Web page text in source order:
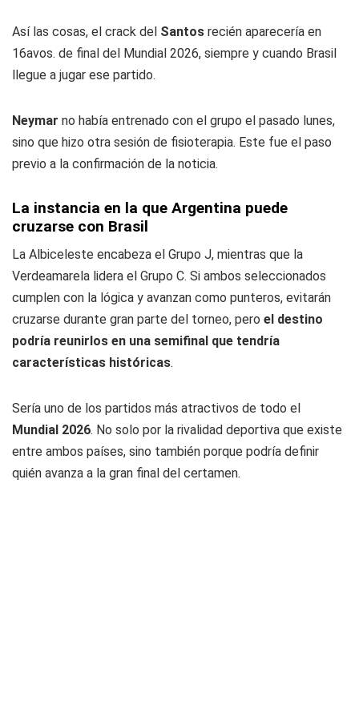
Así las cosas, el crack del Santos recién aparecería en
16avos. de final del Mundial 2026, siempre y cuando Brasil
llegue a jugar ese partido.
Neymar no había entrenado con el grupo el pasado lunes,
sino que hizo otra sesión de fisioterapia. Este fue el paso
previo a la confirmación de la noticia.
La instancia en la que Argentina puede
cruzarse con Brasil
La Albiceleste encabeza el Grupo J, mientras que la
Verdeamarela lidera el Grupo C. Si ambos seleccionados
cumplen con la lógica y avanzan como punteros, evitarán
cruzarse durante gran parte del torneo, pero el destino
podría reunirlos en una semifinal que tendría
características históricas.
Sería uno de los partidos más atractivos de todo el
Mundial 2026. No solo por la rivalidad deportiva que existe
entre ambos países, sino también porque podría definir
quién avanza a la gran final del certamen.